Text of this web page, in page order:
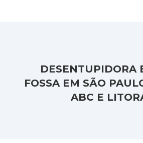
DESENTUPIDORA
FOSSA EM SÃO
ABC E